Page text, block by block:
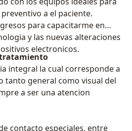
a el paciente.
para capacitarme en
y las nuevas alteraciones
electronicos.
tratamiento
integral la cual corresponde a
tanto general como visual del
a ser una atencion
contacto especiales, entre